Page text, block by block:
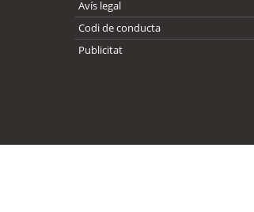
Avís legal
Codi de conducta
Publicitat